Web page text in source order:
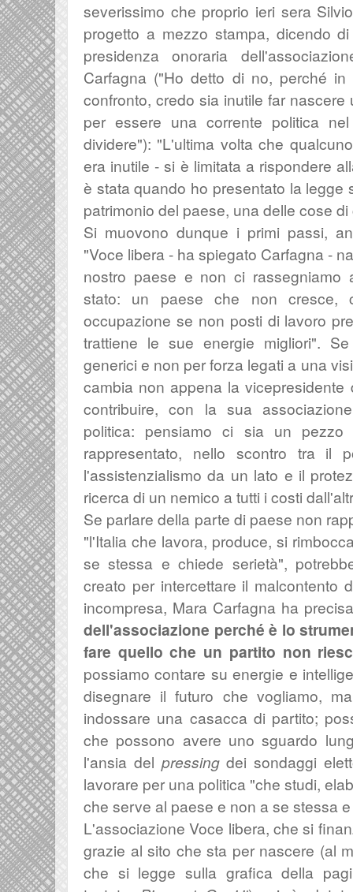
severissimo che proprio ieri sera
progetto a mezzo stampa, dicendo
presidenza onoraria
Carfagna ("Ho detto di no, perché
confronto, credo sia inutile far
per essere una corrente politica
dividere"): "L'ultima volta che
era inutile - si è limitata a rispondere
è stata quando ho presentato la legge
patrimonio del paese, una delle cose
Si muovono dunque i primi passi,
"Voce libera - ha spiegato Carfagna -
nostro paese e non ci rassegniamo
stato: un paese che non cresce,
occupazione se non posti di lavoro
trattiene le sue energie migliori".
generici e non per forza legati a una
cambia non appena la
contribuire, con la sua
politica: pensiamo ci sia un
rappresentato, nello scontro tra il
l'assistenzialismo da un lato e il
ricerca di un nemico a tutti i costi
Se parlare della parte di paese non
"l'Italia che lavora, produce, si
se stessa e chiede serietà",
creato per intercettare il malcontento
incompresa, Mara Carfagna ha
dell'associazione perché è lo
fare quello che un partito non
possiamo contare su energie e
disegnare il futuro che vogliamo,
indossare una casacca di partito;
che possono avere uno sguardo
l'ansia del pressingdei sondaggi
lavorare per una politica "che studi,
che serve al paese e non a se stessa
L'associazione Voce libera, che si
grazie al sito che sta per nascere (al
che si legge sulla grafica della